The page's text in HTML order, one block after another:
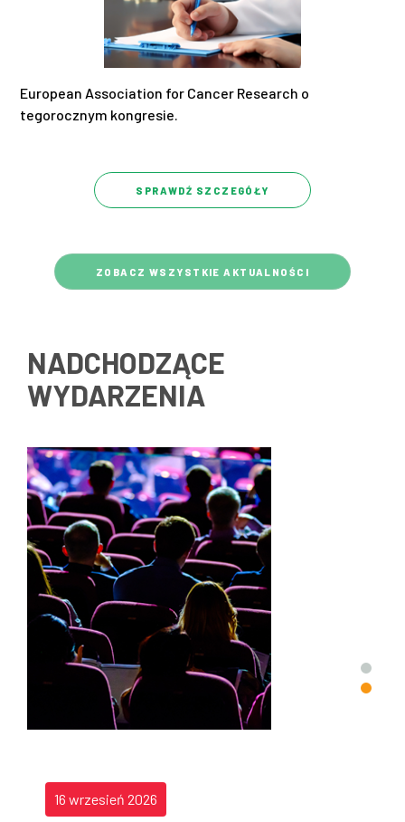
European Association for Cancer Research o
tegorocznym kongresie.
SPRAWDŹ SZCZEGÓŁY
ZOBACZ WSZYSTKIE AKTUALNOŚCI
NADCHODZĄCE
WYDARZENIA
16 wrzesień 2026